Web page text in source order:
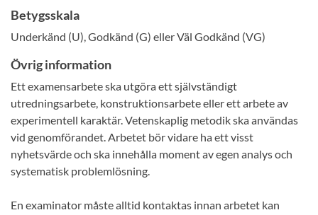
Betygsskala
Underkänd (U), Godkänd (G) eller Väl Godkänd (VG)
Övrig information
Ett examensarbete ska utgöra ett självständigt
utredningsarbete, konstruktionsarbete eller ett arbete av
experimentell karaktär. Vetenskaplig metodik ska användas
vid genomförandet. Arbetet bör vidare ha ett visst
nyhetsvärde och ska innehålla moment av egen analys och
systematisk problemlösning.
En examinator måste alltid kontaktas innan arbetet kan